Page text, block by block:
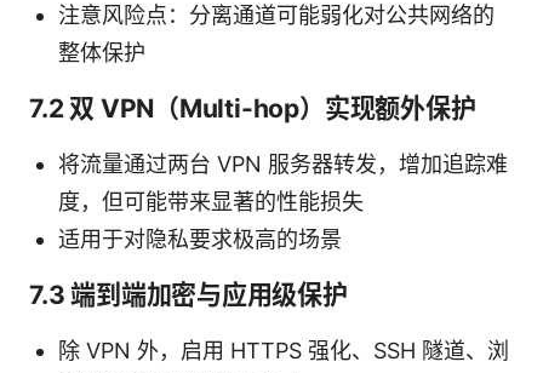
注意风险点：分离通道可能弱化对公共网络的
整体保护
7.2 双 VPN（Multi-hop）实现额外保护
将流量通过两台 VPN 服务器转发，增加追踪难
度，但可能带来显著的性能损失
适用于对隐私要求极高的场景
7.3 端到端加密与应用级保护
除 VPN 外，启用 HTTPS 强化、SSH 隧道、浏